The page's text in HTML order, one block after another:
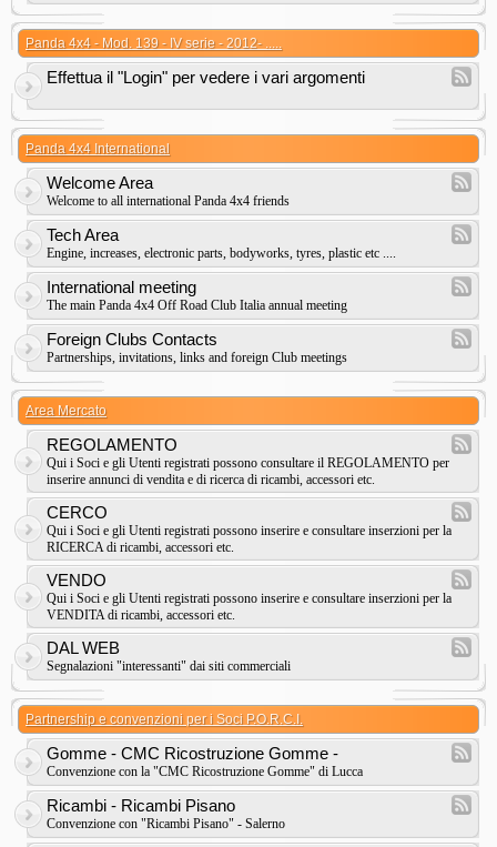
Panda 4x4 - Mod. 139 - IV serie - 2012- .....
Effettua il "Login" per vedere i vari argomenti
Panda 4x4 International
Welcome Area
Welcome to all international Panda 4x4 friends
Tech Area
Engine, increases, electronic parts, bodyworks, tyres, plastic etc ....
International meeting
The main Panda 4x4 Off Road Club Italia annual meeting
Foreign Clubs Contacts
Partnerships, invitations, links and foreign Club meetings
Area Mercato
REGOLAMENTO
Qui i Soci e gli Utenti registrati possono consultare il REGOLAMENTO per
inserire annunci di vendita e di ricerca di ricambi, accessori etc.
CERCO
Qui i Soci e gli Utenti registrati possono inserire e consultare inserzioni per la
RICERCA di ricambi, accessori etc.
VENDO
Qui i Soci e gli Utenti registrati possono inserire e consultare inserzioni per la
VENDITA di ricambi, accessori etc.
DAL WEB
Segnalazioni "interessanti" dai siti commerciali
Partnership e convenzioni per i Soci P.O.R.C.I.
Gomme - CMC Ricostruzione Gomme -
Convenzione con la "CMC Ricostruzione Gomme" di Lucca
Ricambi - Ricambi Pisano
Convenzione con "Ricambi Pisano" - Salerno